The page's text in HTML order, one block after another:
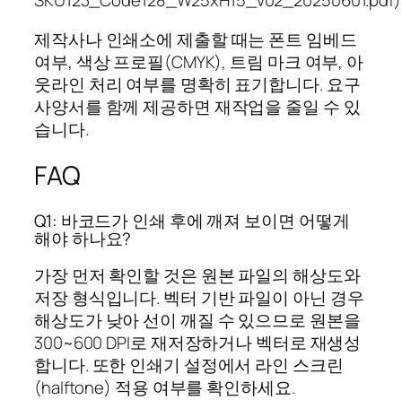
제작사나 인쇄소에 제출할 때는 폰트 임베드
여부, 색상 프로필(CMYK), 트림 마크 여부, 아
웃라인 처리 여부를 명확히 표기합니다. 요구
사양서를 함께 제공하면 재작업을 줄일 수 있
습니다.
FAQ
Q1: 바코드가 인쇄 후에 깨져 보이면 어떻게
해야 하나요?
가장 먼저 확인할 것은 원본 파일의 해상도와
저장 형식입니다. 벡터 기반 파일이 아닌 경우
해상도가 낮아 선이 깨질 수 있으므로 원본을
300~600 DPI로 재저장하거나 벡터로 재생성
합니다. 또한 인쇄기 설정에서 라인 스크린
(halftone) 적용 여부를 확인하세요.